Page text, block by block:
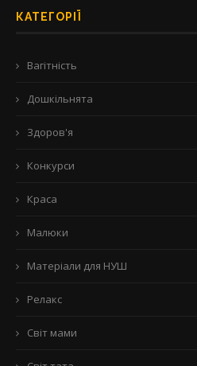
КАТЕГОРІЇ
Вагітність
Дошкільнята
Здоров'я
Конкурси
Краса
Малюки
Матеріали для НУШ
Релакс
Світ мами